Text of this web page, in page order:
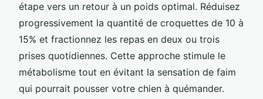
étape vers un retour à un poids optimal. Réduisez
progressivement la quantité de croquettes de 10 à
15% et fractionnez les repas en deux ou trois
prises quotidiennes. Cette approche stimule le
métabolisme tout en évitant la sensation de faim
qui pourrait pousser votre chien à quémander.